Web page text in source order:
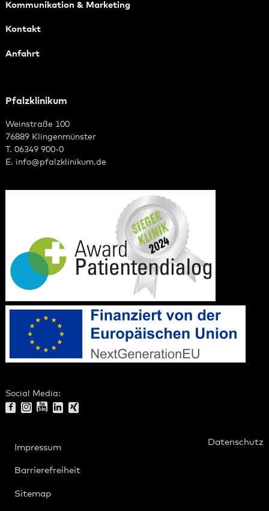
Kommunikation & Marketing
Kontakt
Anfahrt
Pfalzklinikum
Weinstraße 100
76889 Klingenmünster
T. 06349 900-0
E. info@pfalzklinikum.de
Social Media:
Impressum
Datenschutz
Barrierefreiheit
Sitemap